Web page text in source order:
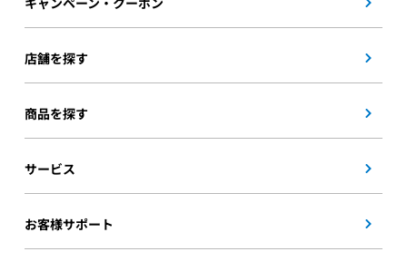
店舗を探す
商品を探す
サービス
お客様サポート